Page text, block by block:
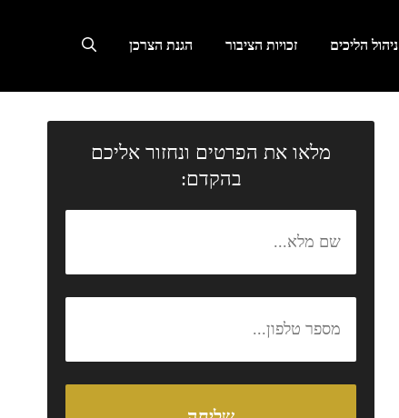
ניהול הליכים זכויות הציבור הגנת הצרכן
מלאו את הפרטים ונחזור אליכם
בהקדם: